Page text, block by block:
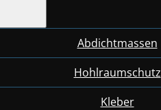
Abdichtmassen
Hohlraumschutz
Kleber